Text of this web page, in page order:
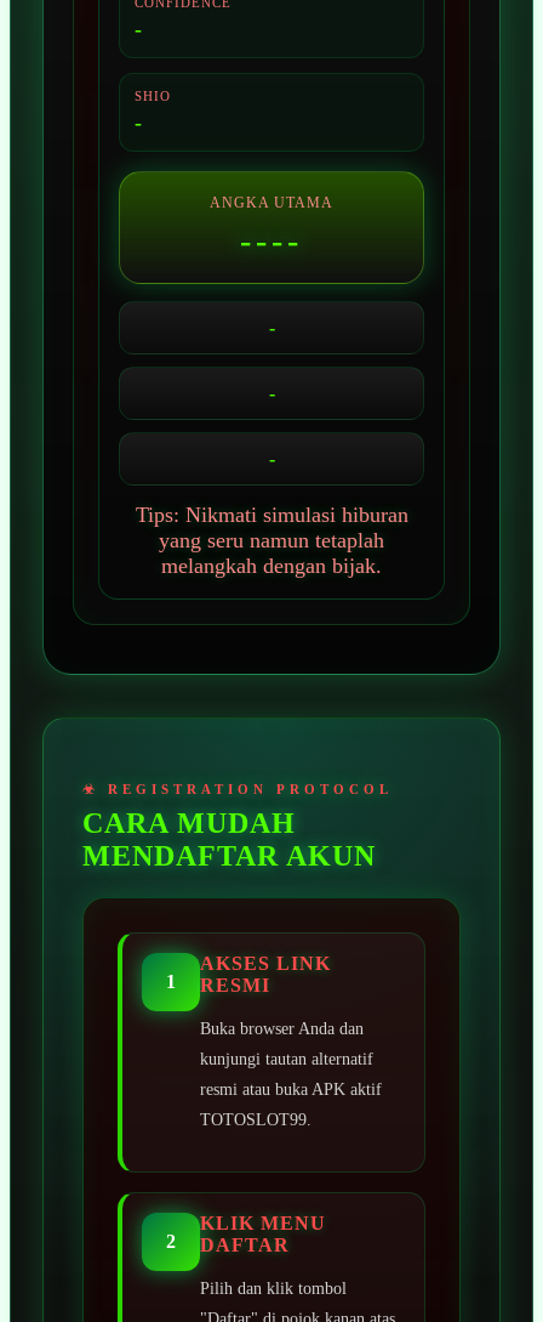
-
SHIO
-
ANGKA UTAMA
----
-
-
-
Tips: Nikmati simulasi hiburan
yang seru namun tetaplah
melangkah dengan bijak.
CARA MUDAH
MENDAFTAR AKUN
1
AKSES LINK
RESMI
Buka browser Anda dan
kunjungi tautan alternatif
resmi atau buka APK aktif
TOTOSLOT99.
2
KLIK MENU
DAFTAR
Pilih dan klik tombol